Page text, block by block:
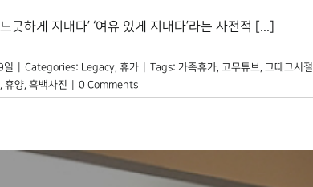
긋하게 지내다’ ‘여유 있게 지내다’라는 사전적 [...]
일 Categories: Legacy, 휴가 Tags: 가족휴가, 고무튜브, 그때그시절
, 휴양, 흑백사진 0 Comments